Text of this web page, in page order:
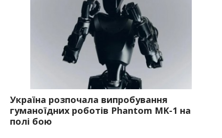
Україна розпочала випробування
гуманоїдних роботів Phantom MK-1 на
полі бою